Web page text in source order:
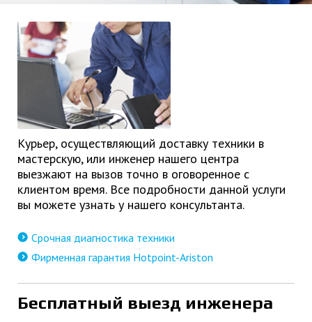
Курьер, осуществляющий доставку техники в
мастерскую, или инженер нашего центра
выезжают на вызов точно в оговоренное с
клиентом время. Все подробности данной услуги
вы можете узнать у нашего консультанта.
Срочная диагностика техники
Фирменная гарантия Hotpoint-Ariston
Бесплатный выезд инженера